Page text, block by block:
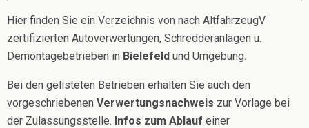
Hier finden Sie ein Verzeichnis von nach AltfahrzeugV
zertifizierten Autoverwertungen, Schredderanlagen u.
Demontagebetrieben in Bielefeld und Umgebung.
Bei den gelisteten Betrieben erhalten Sie auch den
vorgeschriebenen Verwertungsnachweis zur Vorlage bei
der Zulassungsstelle. Infos zum Ablauf einer